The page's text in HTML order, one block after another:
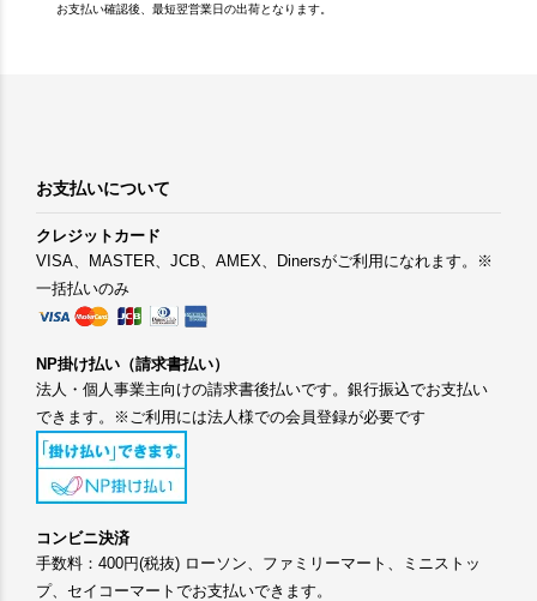
お支払い確認後、最短翌営業日の出荷となります。
お支払いについて
クレジットカード
VISA、MASTER、JCB、AMEX、Dinersがご利用になれます。※
一括払いのみ
NP掛け払い（請求書払い）
法人・個人事業主向けの請求書後払いです。銀行振込でお支払い
できます。※ご利用には法人様での会員登録が必要です
コンビニ決済
手数料：400円(税抜) ローソン、ファミリーマート、ミニストッ
プ、セイコーマートでお支払いできます。